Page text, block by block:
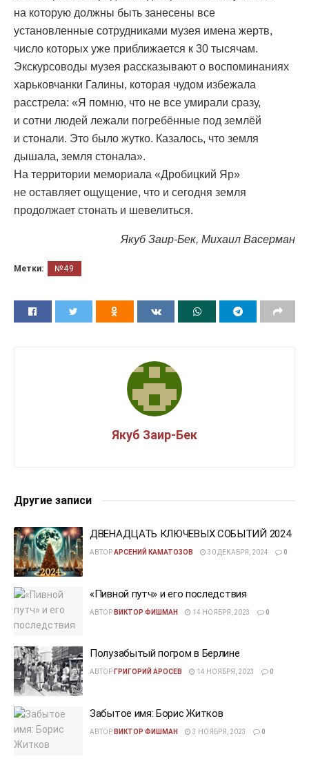
на которую должны быть занесены все
установленные сотрудниками музея имена жертв,
число которых уже приближается к 30 тысячам.
Экскурсоводы музея рассказывают о воспоминаниях
харьковчанки Галины, которая чудом избежала
расстрела: «Я помню, что не все умирали сразу,
и сотни людей лежали погребённые под землёй
и стонали. Это было жутко. Казалось, что земля
дышала, земля стонала».
На территории мемориала «Дробицкий Яр»
не оставляет ощущение, что и сегодня земля
продолжает стонать и шевелиться.
Якуб Заир-Бек, Михаил Васерман
Метки: №49
Якуб Заир-Бек
Другие записи
ДВЕНАДЦАТЬ КЛЮЧЕВЫХ СОБЫТИЙ 2024
АВТОРАРСЕНИЙ КАМАТОЗОВ 30 ДЕКАБРЯ, 2024 0
«Пивной путч» и его последствия
АВТОР ВИКТОР ФИШМАН 14 НОЯБРЯ, 2023 0
Полузабытый погром в Берлине
АВТОР ГРИГОРИЙ АРОСЕВ 14 НОЯБРЯ, 2023 0
Забытое имя: Борис Житков
АВТОР ВИКТОР ФИШМАН 3 НОЯБРЯ, 2023 0